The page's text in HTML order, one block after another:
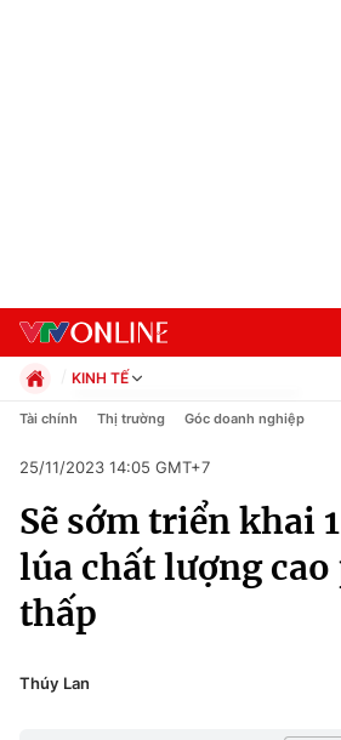
Chuyên mục
Chính trị
Xã hội
Pháp luật
KINH TẾ
Chính trị
Pháp luật
Kinh tế
Thể thao
Truyền hình
Văn hóa - Giải trí
Y tế
Tài chính Thị trường Góc doanh nghiệp
25/11/2023 14:05 GMT+7
Sẽ sớm triển khai
lúa chất lượng
thấp
Thúy Lan